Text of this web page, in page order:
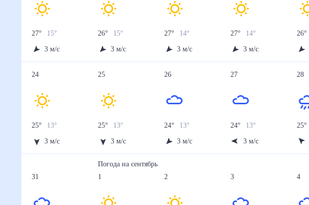
27° 15°
3 м/с
26° 15°
3 м/с
27° 14°
3 м/с
27° 14°
3 м/с
26°
24
25° 13°
3 м/с
25
25° 13°
3 м/с
26
24° 13°
3 м/с
27
24° 13°
3 м/с
28
25°
31
Погода насентябрь
1
2 3 4